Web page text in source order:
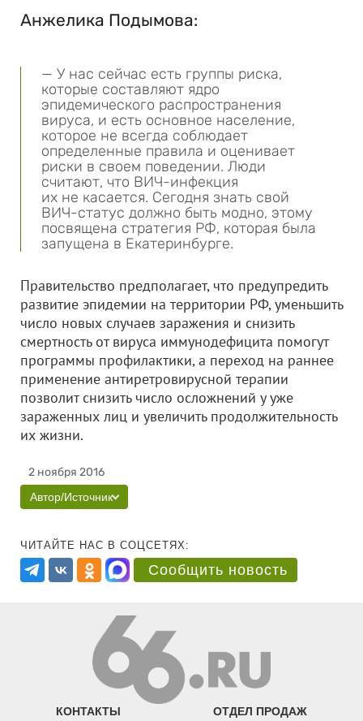
Анжелика Подымова:
— У нас сейчас есть группы риска,
которые составляют ядро
эпидемического распространения
вируса, и есть основное население,
которое не всегда соблюдает
определенные правила и оценивает
риски в своем поведении. Люди
считают, что ВИЧ-инфекция
их не касается. Сегодня знать свой
ВИЧ-статус должно быть модно, этому
посвящена стратегия РФ, которая была
запущена в Екатеринбурге.
Правительство предполагает, что предупредить
развитие эпидемии на территории РФ, уменьшить
число новых случаев заражения и снизить
смертность от вируса иммунодефицита помогут
программы профилактики, а переход на раннее
применение антиретровирусной терапии
позволит снизить число осложнений у уже
зараженных лиц и увеличить продолжительность
их жизни.
2 ноября 2016
Автор/Источник
ЧИТАЙТЕ НАС В СОЦСЕТЯХ:
Сообщить новость
КОНТАКТЫ ОТДЕЛ ПРОДАЖ